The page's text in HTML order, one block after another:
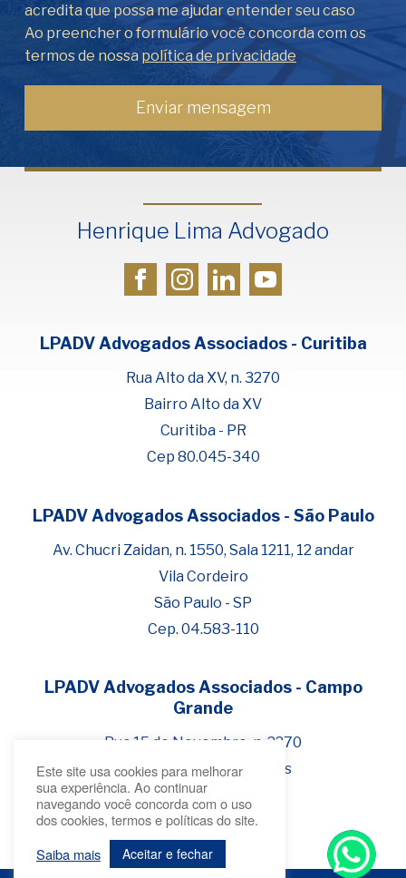
Fale com Henrique Lima
Cadastre-se para começar uma
conversa no WhatsApp
acredita que possa me ajudar entender seu caso
Ao preencher o formulário você concorda com os
termos de nossa política de privacidade
Henrique Lima Advogado
LPADV Advogados Associados - Curitiba
Rua Alto da XV, n. 3270
Bairro Alto da XV
Curitiba - PR
Cep 80.045-340
LPADV Advogados Associados - São Paulo
Av. Chucri Zaidan, n. 1550, Sala 1211, 12 andar
Vila Cordeiro
São Paulo - SP
Cep. 04.583-110
LPADV Advogados Associados - Campo
Grande
Rua 15 de Novembro, n. 2270
Bairro Jardim dos Estados
Campo Grande - MS
Cep 79.020-300
Este site usa cookies para melhorar
sua experiência. Ao continuar
navegando você concorda com o uso
dos cookies, termos e políticas do site.
Saiba mais
Aceitar e fechar